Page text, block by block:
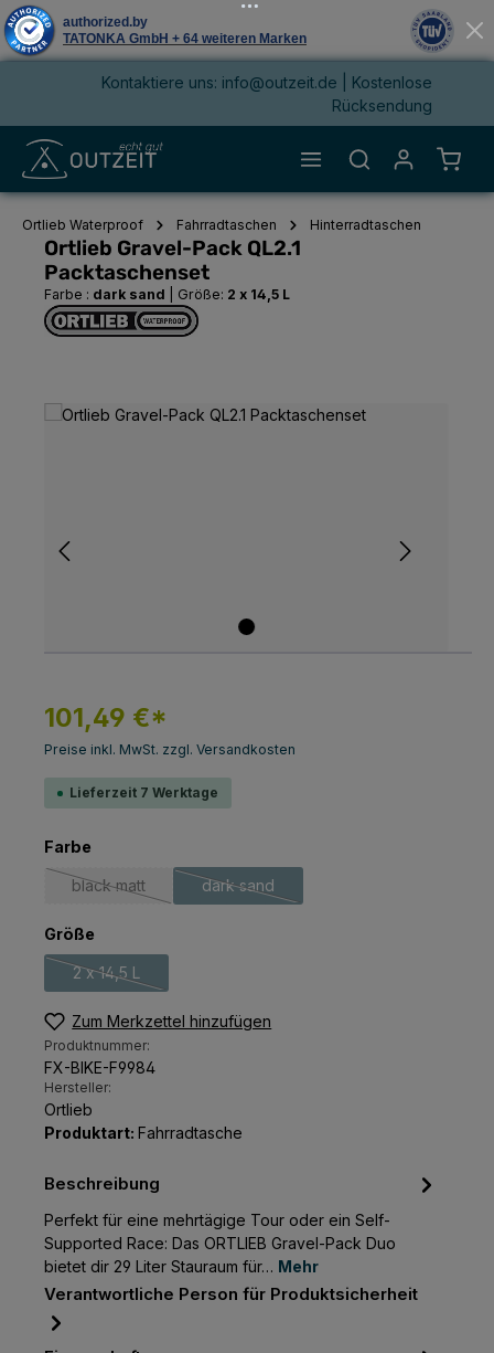
springenKontaktiere uns: info@outzeit.de | Kostenlose
Rücksendung
Ortlieb Waterproof Fahrradtaschen Hinterradtaschen
Ortlieb Gravel-Pack QL2.1
Packtaschenset
Farbe : dark sand Größe: 2 x 14,5 L
Bildergalerie überspringen
101,49 €*
Preise inkl. MwSt. zzgl. Versandkosten
Lieferzeit 7 Werktage
Farbe
black matt
(Diese Option ist zurzeit nicht verfügbar.)
dark sand
(Diese Option ist zurzeit nicht
Größe
2 x 14,5 L
(Diese Option ist zurzeit nicht verfügbar.)
Zum Merkzettel hinzufügen
Produktnummer:
FX-BIKE-F9984
Hersteller:
Ortlieb
Produktart: Fahrradtasche
Beschreibung
Perfekt für eine mehrtägige Tour oder ein Self-
Supported Race: Das ORTLIEB Gravel-Pack Duo
bietet dir 29 Liter Stauraum für… Mehr
Verantwortliche Person für Produktsicherheit